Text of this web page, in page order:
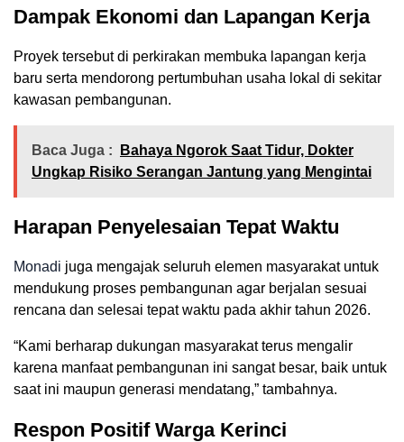
Dampak Ekonomi dan Lapangan Kerja
Proyek tersebut di perkirakan membuka lapangan kerja
baru serta mendorong pertumbuhan usaha lokal di sekitar
kawasan pembangunan.
Baca Juga :
Bahaya Ngorok Saat Tidur, Dokter
Ungkap Risiko Serangan Jantung yang Mengintai
Harapan Penyelesaian Tepat Waktu
Monadi juga mengajak seluruh elemen masyarakat untuk
mendukung proses pembangunan agar berjalan sesuai
rencana dan selesai tepat waktu pada akhir tahun 2026.
“Kami berharap dukungan masyarakat terus mengalir
karena manfaat pembangunan ini sangat besar, baik untuk
saat ini maupun generasi mendatang,” tambahnya.
Respon Positif Warga Kerinci